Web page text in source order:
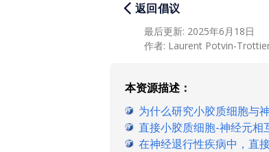
返回倡议
最后更新: 2025年6月18日
作者: Laurent Potvin-
本资源描述：
为什么研究小胶质细胞与
直接小胶质细胞-神经元相
在神经退行性疾病中，直